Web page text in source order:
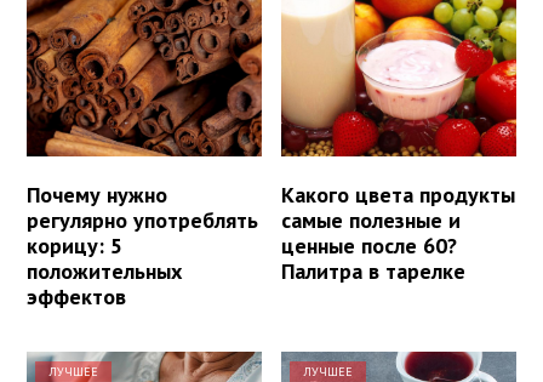
Почему нужно
регулярно употреблять
корицу: 5
положительных
эффектов
Какого цвета продукты
самые полезные и
ценные после 60?
Палитра в тарелке
ЛУЧШЕЕ ЛУЧШЕЕ